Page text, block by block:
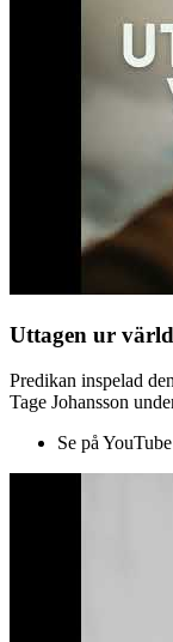
Uttagen ur
Predikan inspelad
Tage Johansson
Se på YouTube